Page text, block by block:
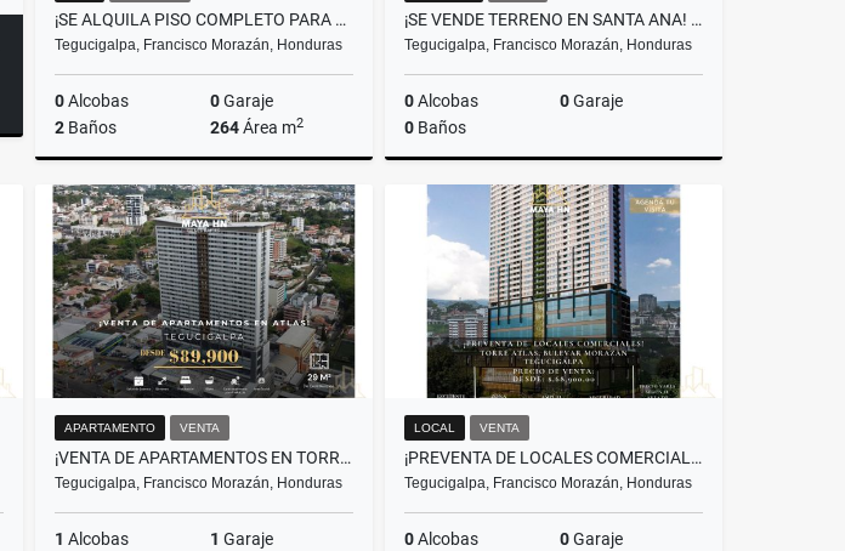
¡SE ALQUILA PISO COMPLETO PARA OFICINAS! BULEVAR SAN JUAN BOSCO
Tegucigalpa, Francisco Morazán, Honduras
0Alcobas 0Garaje
2 Baños 264Área m2
Alquiler
US$5,840
¡SE VENDE TERRENO EN SANTA ANA! FRANCISCO MORAZÁN
Tegucigalpa, Francisco Morazán, Honduras
0Alcobas 0Garaje
0 Baños
Venta
US$175,000
APARTAMENTO VENTA
¡VENTA DE APARTAMENTOS EN TORRE ATLAS!
Tegucigalpa, Francisco Morazán, Honduras
1 Alcobas 1 Garaje
LOCAL VENTA
¡PREVENTA DE LOCALES COMERCIALES EN TORRE ATLAS! TEGUCIGALPA
Tegucigalpa, Francisco Morazán, Honduras
0Alcobas 0Garaje